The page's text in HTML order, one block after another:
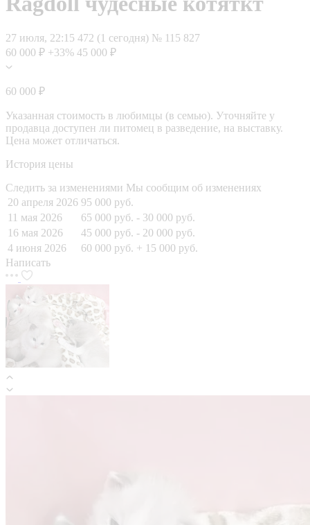
27 июля, 22:15 472 (1 сегодня) № 115 827
60 000 ₽ +33% 45 000 ₽
60 000 ₽
Указанная стоимость в любимцы (в семью). Уточняйте у
продавца доступен ли питомец в разведение, на выставку.
Цена может отличаться.
История цены
Следить за изменениями Мы сообщим об изменениях
20 апреля 2026 95 000 руб.
11 мая 2026
65 000 руб. - 30 000 руб.
16 мая 2026
45 000 руб. - 20 000 руб.
4 июня 2026
60 000 руб. + 15 000 руб.
Написать